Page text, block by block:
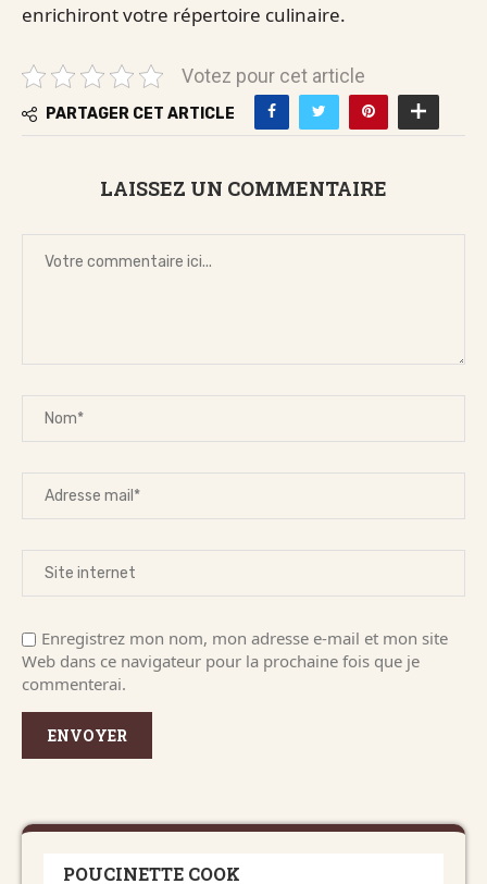
enrichiront votre répertoire culinaire.
Votez pour cet article
PARTAGER CET ARTICLE
LAISSEZ UN COMMENTAIRE
Enregistrez mon nom, mon adresse e-mail et mon site
Web dans ce navigateur pour la prochaine fois que je
commenterai.
POUCINETTE COOK